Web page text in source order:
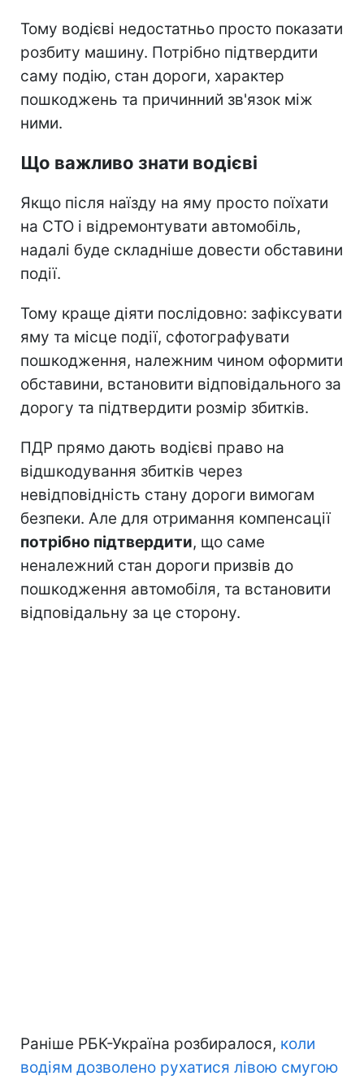
Тому водієві недостатньо просто показати
розбиту машину. Потрібно підтвердити
саму подію, стан дороги, характер
пошкоджень та причинний зв'язок між
ними.
Що важливо знати водієві
Якщо після наїзду на яму просто поїхати
на СТО і відремонтувати автомобіль,
надалі буде складніше довести обставини
події.
Тому краще діяти послідовно: зафіксувати
яму та місце події, сфотографувати
пошкодження, належним чином оформити
обставини, встановити відповідального за
дорогу та підтвердити розмір збитків.
ПДР прямо дають водієві право на
відшкодування збитків через
невідповідність стану дороги вимогам
безпеки. Але для отримання компенсації
потрібно підтвердити, що саме
неналежний стан дороги призвів до
пошкодження автомобіля, та встановити
відповідальну за це сторону.
Раніше РБК-Україна розбиралося, коли
водіям дозволено рухатися лівою смугою